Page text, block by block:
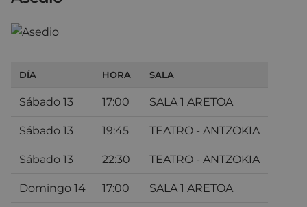
DÍA HORA SALA
Sábado 13 17:00 SALA 1 ARETOA
Sábado 13 19:45 TEATRO - ANTZOKIA
Sábado 13 22:30 TEATRO - ANTZOKIA
Domingo 14 17:00 SALA 1 ARETOA